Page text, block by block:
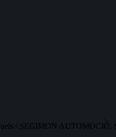
/ SEGIMON